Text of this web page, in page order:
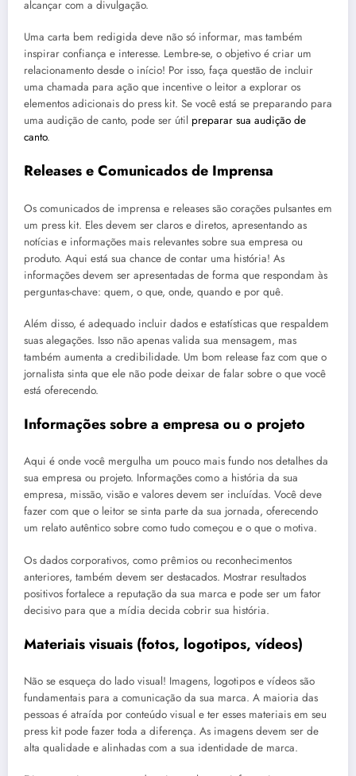
alcançar com a divulgação.
Uma carta bem redigida deve não só informar, mas também
inspirar confiança e interesse. Lembre-se, o objetivo é criar um
relacionamento desde o início! Por isso, faça questão de incluir
uma chamada para ação que incentive o leitor a explorar os
elementos adicionais do press kit. Se você está se preparando para
uma audição de canto, pode ser útil preparar sua audição de
canto.
Releases e Comunicados de Imprensa
Os comunicados de imprensa e releases são corações pulsantes em
um press kit. Eles devem ser claros e diretos, apresentando as
notícias e informações mais relevantes sobre sua empresa ou
produto. Aqui está sua chance de contar uma história! As
informações devem ser apresentadas de forma que respondam às
perguntas-chave: quem, o que, onde, quando e por quê.
Além disso, é adequado incluir dados e estatísticas que respaldem
suas alegações. Isso não apenas valida sua mensagem, mas
também aumenta a credibilidade. Um bom release faz com que o
jornalista sinta que ele não pode deixar de falar sobre o que você
está oferecendo.
Informações sobre a empresa ou o projeto
Aqui é onde você mergulha um pouco mais fundo nos detalhes da
sua empresa ou projeto. Informações como a história da sua
empresa, missão, visão e valores devem ser incluídas. Você deve
fazer com que o leitor se sinta parte da sua jornada, oferecendo
um relato autêntico sobre como tudo começou e o que o motiva.
Os dados corporativos, como prêmios ou reconhecimentos
anteriores, também devem ser destacados. Mostrar resultados
positivos fortalece a reputação da sua marca e pode ser um fator
decisivo para que a mídia decida cobrir sua história.
Materiais visuais (fotos, logotipos, vídeos)
Não se esqueça do lado visual! Imagens, logotipos e vídeos são
fundamentais para a comunicação da sua marca. A maioria das
pessoas é atraída por conteúdo visual e ter esses materiais em seu
press kit pode fazer toda a diferença. As imagens devem ser de
alta qualidade e alinhadas com a sua identidade de marca.